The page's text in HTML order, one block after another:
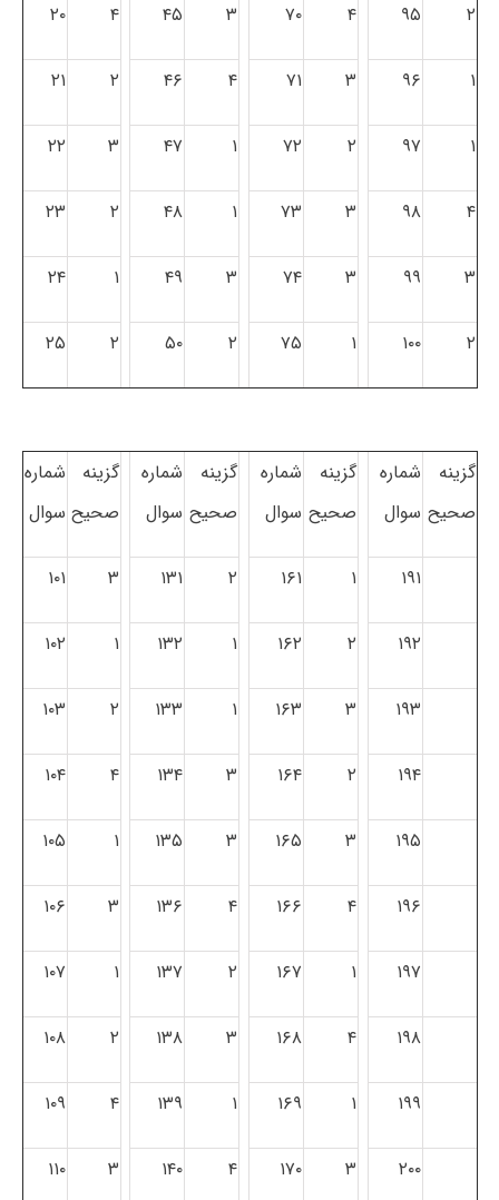
۲ ۹۵ ۴ ۷۰ ۳ ۴۵ ۴ ۲۰
۱ ۹۶ ۳ ۷۱ ۴ ۴۶ ۲ ۲۱
۱ ۹۷ ۲ ۷۲ ۱ ۴۷ ۳ ۲۲
۴ ۹۸ ۳ ۷۳ ۱ ۴۸ ۲ ۲۳
۳ ۹۹ ۳ ۷۴ ۳ ۴۹ ۱ ۲۴
۲ ۱۰۰ ۱ ۷۵ ۲ ۵۰ ۲ ۲۵
گزینه
صحیح
شماره
سوال
گزینه
صحیح
شماره
سوال
گزینه
صحیح
شماره
سوال
گزینه
صحیح
شماره
سوال
۱۹۱ ۱ ۱۶۱ ۲ ۱۳۱ ۳ ۱۰۱
۱۹۲ ۲ ۱۶۲ ۱ ۱۳۲ ۱ ۱۰۲
۱۹۳ ۳ ۱۶۳ ۱ ۱۳۳ ۲ ۱۰۳
۱۹۴ ۲ ۱۶۴ ۳ ۱۳۴ ۴ ۱۰۴
۱۹۵ ۳ ۱۶۵ ۳ ۱۳۵ ۱ ۱۰۵
۱۹۶ ۴ ۱۶۶ ۴ ۱۳۶ ۳ ۱۰۶
۱۹۷ ۱ ۱۶۷ ۲ ۱۳۷ ۱ ۱۰۷
۱۹۸ ۴ ۱۶۸ ۳ ۱۳۸ ۲ ۱۰۸
۱۹۹ ۱ ۱۶۹ ۱ ۱۳۹ ۴ ۱۰۹
۲۰۰ ۳ ۱۷۰ ۴ ۱۴۰ ۳ ۱۱۰